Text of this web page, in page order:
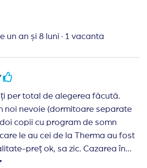
un an și 8 luni · 1 vacanta
per total de alegerea făcută.
noi nevoie (dormitoare separate
copii cu program de somn
le au cei de la Therma au fost
preț ok, sa zic. Cazarea în
de 5 stele. Mâncarea și